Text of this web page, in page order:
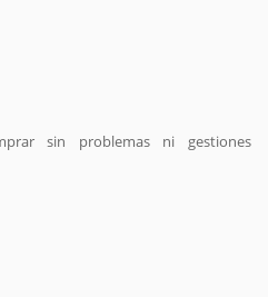
sin problemas ni gestiones